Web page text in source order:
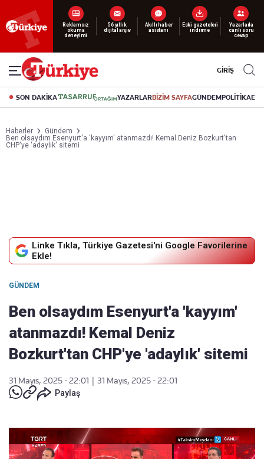
Reklamsız
okuma
deneyimi
56 yıllık
dijital arşiv
Akıllı haber
asistanı
Eski gazeteleri
indirme
Yazarlarla
canlı soru
cevap
GİRİŞ
SON DAKİKA YAZARLARBİZİM SAYFAGÜNDEMPOLİTİKA
Haberler
Gündem
Ben olsaydım Esenyurt'a 'kayyım' atanmazdı! Kemal Deniz Bozkurt'tan
CHP'ye 'adaylık' sitemi
Linke Tıkla, Türkiye Gazetesi'ni Google Favorilerine
Ekle!
GÜNDEM
Ben olsaydım Esenyurt'a 'kayyım'
atanmazdı! Kemal Deniz
Bozkurt'tan CHP'ye 'adaylık' sitemi
31 Mayıs, 2025 - 22:01
31 Mayıs, 2025 - 22:01
Paylaş